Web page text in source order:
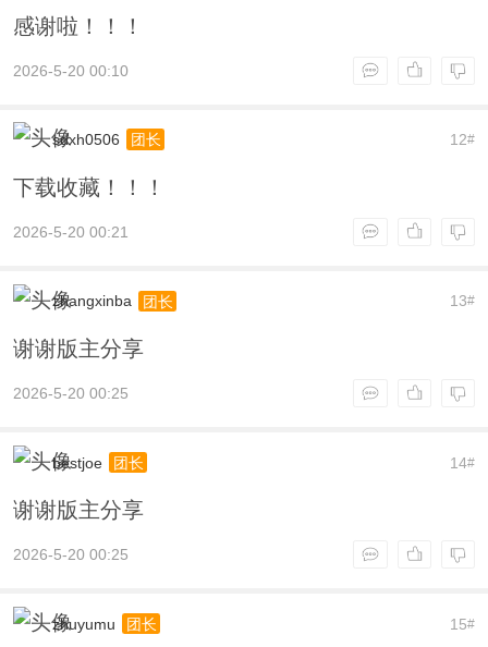
感谢啦！！！
2026-5-20 00:10
12#
sdxh0506 团长
下载收藏！！！
2026-5-20 00:21
13#
zhangxinba 团长
谢谢版主分享
2026-5-20 00:25
14#
bestjoe 团长
谢谢版主分享
2026-5-20 00:25
15#
zhuyumu 团长